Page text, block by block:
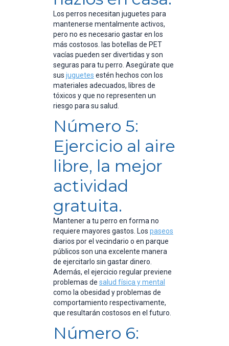
Los perros necesitan juguetes para
mantenerse mentalmente activos,
pero no es necesario gastar en los
más costosos. las botellas de PET
vacías pueden ser divertidas y son
seguras para tu perro. Asegúrate que
sus juguetes estén hechos con los
materiales adecuados, libres de
tóxicos y que no representen un
riesgo para su salud.
Número 5:
Ejercicio al aire
libre, la mejor
actividad
gratuita.
Mantener a tu perro en forma no
requiere mayores gastos. Los paseos
diarios por el vecindario o en parque
públicos son una excelente manera
de ejercitarlo sin gastar dinero.
Además, el ejercicio regular previene
problemas de salud física y mental
como la obesidad y problemas de
comportamiento respectivamente,
que resultarán costosos en el futuro.
Número 6: